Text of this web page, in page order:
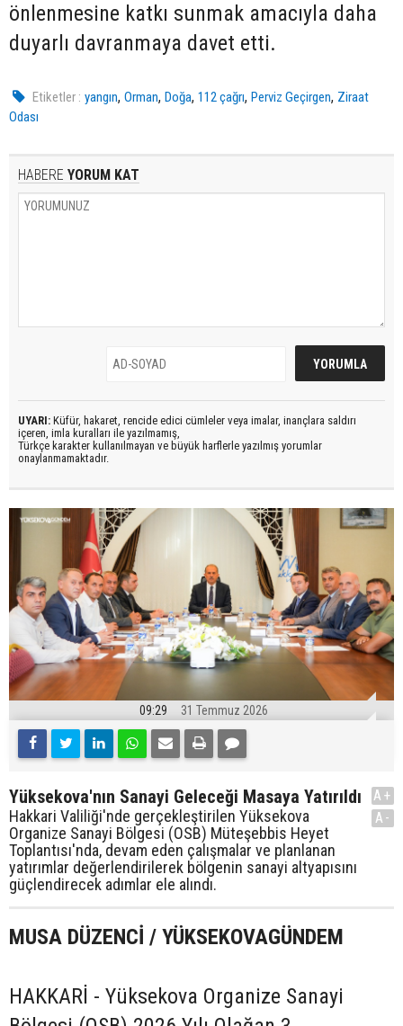
önlenmesine katkı sunmak amacıyla daha
duyarlı davranmaya davet etti.
Etiketler : yangın,Orman,Doğa,112 çağrı,Perviz Geçirgen, Ziraat
Odası
HABERE YORUM KAT
UYARI: Küfür, hakaret, rencide edici cümleler veya imalar, inançlara saldırı
içeren, imla kuralları ile yazılmamış,
Türkçe karakter kullanılmayan ve büyük harflerle yazılmış yorumlar
onaylanmamaktadır.
09:29 31 Temmuz 2026
Yüksekova'nın Sanayi Geleceği Masaya Yatırıldı
Hakkari Valiliği'nde gerçekleştirilen Yüksekova
Organize Sanayi Bölgesi (OSB) Müteşebbis Heyet
Toplantısı'nda, devam eden çalışmalar ve planlanan
yatırımlar değerlendirilerek bölgenin sanayi altyapısını
güçlendirecek adımlar ele alındı.
A+
A-
MUSA DÜZENCİ / YÜKSEKOVAGÜNDEM
HAKKARİ - Yüksekova Organize Sanayi